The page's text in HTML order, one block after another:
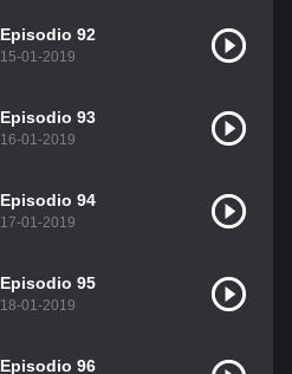
Episodio 92
15-01-2019
Episodio 93
16-01-2019
Episodio 94
17-01-2019
Episodio 95
18-01-2019
Episodio 96